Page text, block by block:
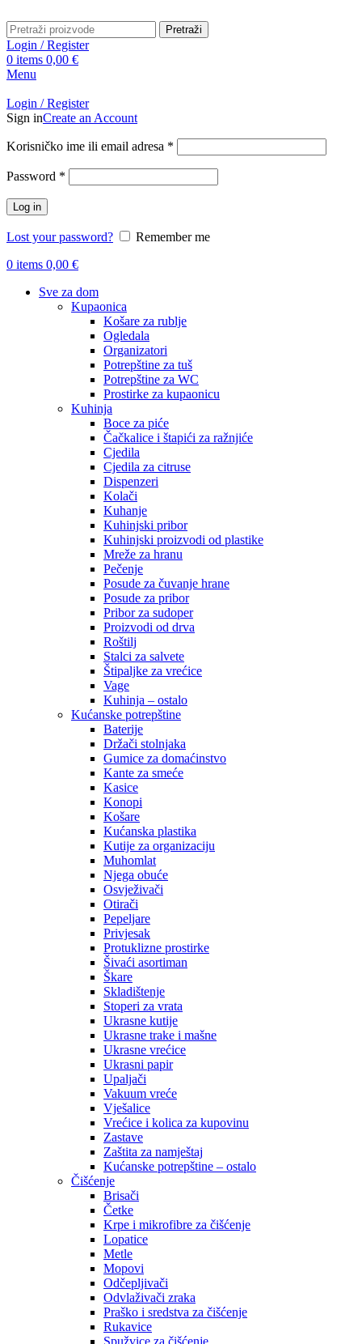
Pretraži
Login / Register
0 items 0,00 €
Menu
Login / Register
Sign inCreate an Account
Korisničko ime ili email adresa *
Password *
Log in
Lost your password?
Remember me
0 items 0,00 €
Sve za dom
Kupaonica
Košare za rublje
Ogledala
Organizatori
Potrepštine za tuš
Potrepštine za WC
Prostirke za kupaonicu
Kuhinja
Boce za piće
Čačkalice i štapići za ražnjiće
Cjedila
Cjedila za citruse
Dispenzeri
Kolači
Kuhanje
Kuhinjski pribor
Kuhinjski proizvodi od plastike
Mreže za hranu
Pečenje
Posude za čuvanje hrane
Posude za pribor
Pribor za sudoper
Proizvodi od drva
Roštilj
Stalci za salvete
Štipaljke za vrećice
Vage
Kuhinja – ostalo
Kućanske potrepštine
Baterije
Držači stolnjaka
Gumice za domaćinstvo
Kante za smeće
Kasice
Konopi
Košare
Kućanska plastika
Kutije za organizaciju
Muhomlat
Njega obuće
Osvježivači
Otirači
Pepeljare
Privjesak
Protuklizne prostirke
Šivaći asortiman
Škare
Skladištenje
Stoperi za vrata
Ukrasne kutije
Ukrasne trake i mašne
Ukrasne vrećice
Ukrasni papir
Upaljači
Vakuum vreće
Vješalice
Vrećice i kolica za kupovinu
Zastave
Zaštita za namještaj
Kućanske potrepštine – ostalo
Čišćenje
Brisači
Četke
Krpe i mikrofibre za čišćenje
Lopatice
Metle
Mopovi
Odčepljivači
Odvlaživači zraka
Praško i sredstva za čišćenje
Rukavice
Spužvice za čišćenje